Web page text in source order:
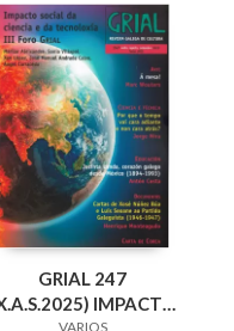
GRIAL 247
IMPACTO
VARIOS